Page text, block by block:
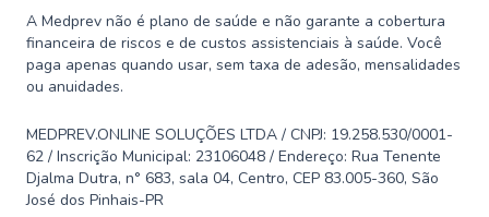
A Medprev não é plano de saúde e não garante a cobertura
financeira de riscos e de custos assistenciais à saúde. Você
paga apenas quando usar, sem taxa de adesão, mensalidades
ou anuidades.
MEDPREV.ONLINE SOLUÇÕES LTDA / CNPJ: 19.258.530/0001-
62 / Inscrição Municipal: 23106048 / Endereço: Rua Tenente
Djalma Dutra, n° 683, sala 04, Centro, CEP 83.005-360, São
José dos Pinhais-PR